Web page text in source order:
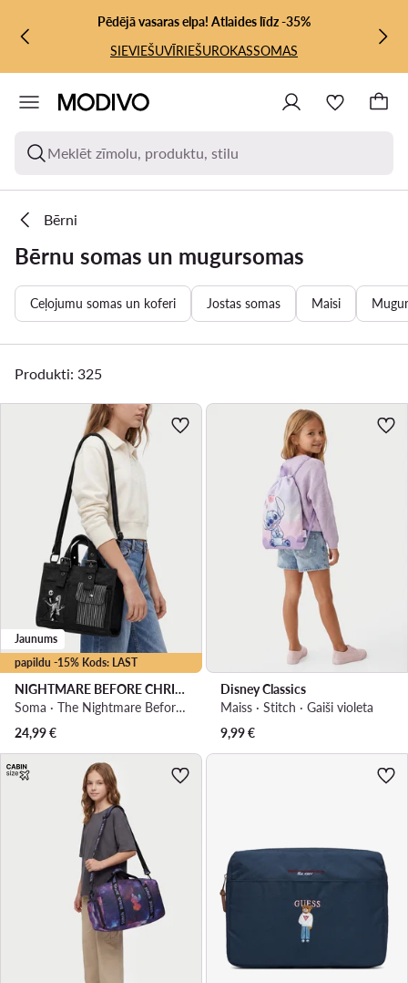
PĀRIET UZ GALVENO SATURU
PĀRIET UZ MEKLĒŠANUPēdējā vasaras elpa! Atlaides līdz -35%
SIEVIEŠUVĪRIEŠUROKASSOMAS
Meklēt zīmolu, produktu, stilu
Bērni
Bērnu somas un mugursomas
Ceļojumu somas un koferi Jostas somas Maisi
Produkti: 325
papildu -15% Kods: LAST
Jaunums
NIGHTMARE BEFORE CHRISTMAS
Soma · The Nightmare Before Christmas · Melns
24,99€
Disney Classics
Maiss · Stitch · Gaiši violeta
9,99€